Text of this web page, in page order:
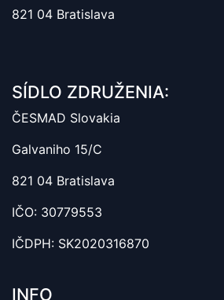
821 04 Bratislava
SÍDLO ZDRUŽENIA:
ČESMAD Slovakia
Galvaniho 15/C
821 04 Bratislava
IČO: 30779553
IČDPH: SK2020316870
INFO